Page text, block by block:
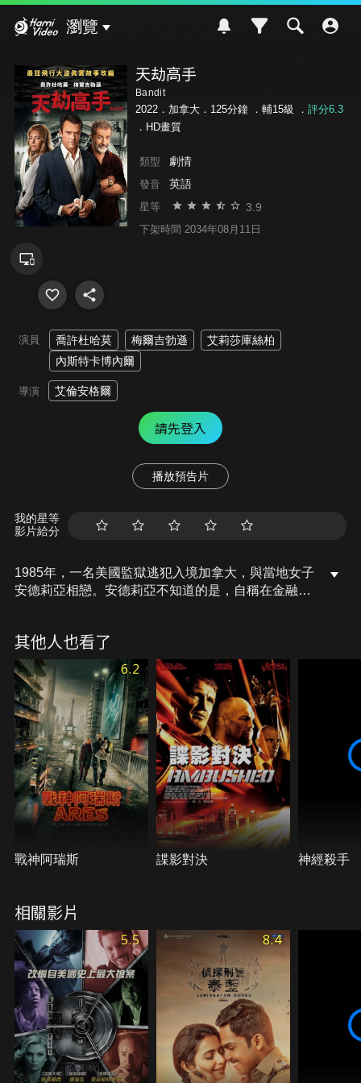
瀏覽
天劫高手
Bandit
2022．加拿大．125分鐘 ． 輔15級 ． 評分6.3
．HD畫質
類型 劇情
發音 英語
星等 3.9
下架時間 2034年08月11日
演員 喬許杜哈莫 梅爾吉勃遜
艾莉莎庫絲柏
內斯特卡博內爾
導演 艾倫安格爾
請先登入
播放預告片
我的星等
影片給分
1985年，一名美國監獄逃犯入境加拿大，與當地女子
安德莉亞相戀。安德莉亞不知道的是，自稱在金融業
搶劫的事跡，也引起了警探史奈德的注意，試圖要逮
到這位惡名昭彰的罪犯…
其他人也看了
6.2
戰神阿瑞斯 諜影對決 神經殺手
相關影片
5.5 8.4